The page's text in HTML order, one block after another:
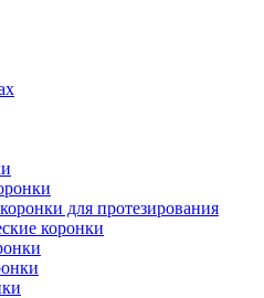
для протезирования
коронки